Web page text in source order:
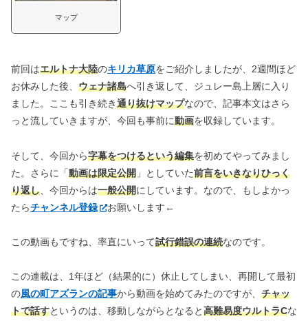
マップ
前回はエルトナ大陸のキリカ草原をご紹介しましたが、2週間ほど
お休みした後、 ウェナ諸島へ引き返して、ジュレー島上層に入り
ました。ここも引き続き通り抜けマップなので、記事本文はさら
っと流していきますが、今回も事前に動画を収録しています。
そして、今回から字幕をつけるという編集を初めてやってみまし
た。さらに「動画は限定公開 」としていた前言をいきなりひっく
り返し 、今回からは一般公開にしています。なので、もしよかっ
たらチャンネル登録 お願いします←
この動画もですね、率直にいって試行錯誤の連続なのです。
この連載は、1年ほど（結果的に）休止してしまい、再開して最初
の風の町アズランの記事から動画を始めてみたのですが、 チャッ
トで話すというのは、移動しながらとなると高難易度ウルトラCな